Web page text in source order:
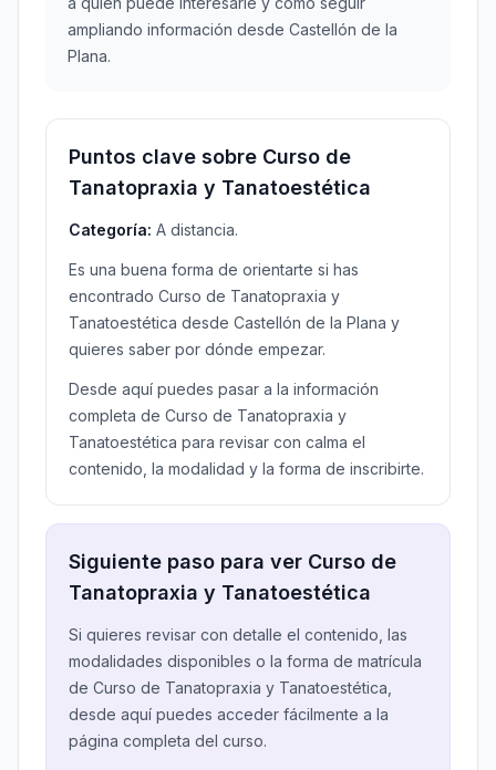
ampliando información desde Castellón de la
Plana.
Puntos clave sobre Curso de
Tanatopraxia y Tanatoestética
Categoría: A distancia.
Es una buena forma de orientarte si has
encontrado Curso de Tanatopraxia y
Tanatoestética desde Castellón de la Plana y
quieres saber por dónde empezar.
Desde aquí puedes pasar a la información
completa de Curso de Tanatopraxia y
Tanatoestética para revisar con calma el
contenido, la modalidad y la forma de inscribirte.
Siguiente paso para ver Curso de
Tanatopraxia y Tanatoestética
Si quieres revisar con detalle el contenido, las
modalidades disponibles o la forma de matrícula
de Curso de Tanatopraxia y Tanatoestética,
desde aquí puedes acceder fácilmente a la
página completa del curso.